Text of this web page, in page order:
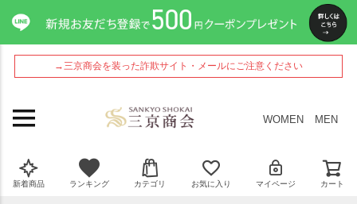
→三京商会を装った詐欺サイト・メールにご注意ください
WOMEN MEN
新着商品 ランキング カテゴリ お気に入り マイページ カート
ペー
ジト
ップ
へ